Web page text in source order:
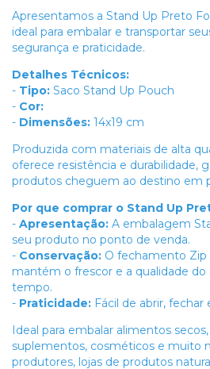
Apresentamos a Stand Up Preto
ideal para embalar e transportar
segurança e praticidade.
Detalhes Técnicos:
- Tipo: Saco Stand Up Pouch
- Cor:
- Dimensões: 14x19 cm
Produzida com materiais de alta
oferece resistência e durabilidade,
produtos cheguem ao destino em
Por que comprar o Stand Up
- Apresentação: A embalagem
seu produto no ponto de venda.
- Conservação: O fechamento Zip
mantém o frescor e a qualidade
tempo.
- Praticidade: Fácil de abrir, fechar
Ideal para embalar alimentos
suplementos, cosméticos e muito
produtores, lojas de produtos